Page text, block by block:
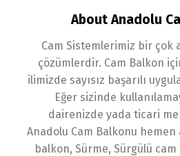
About Anadolu
Cam Sistemlerimiz bir çok
çözümlerdir. Cam Balkon
ilimizde sayısız başarılı
Eğer sizinde
dairenizde yada ticari
Anadolu Cam Balkonu hemen
balkon, Sürme, Sürgülü